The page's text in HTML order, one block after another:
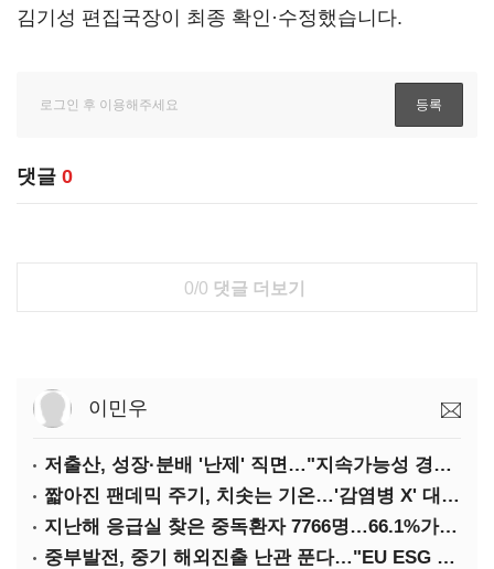
김기성 편집국장이 최종 확인·수정했습니다.
댓글 0
0/0 댓글 더보기
이민우
저출산, 성장·분배 '난제' 직면…"지속가능성 경고등"
짧아진 팬데믹 주기, 치솟는 기온…'감염병 X' 대비해야
지난해 응급실 찾은 중독환자 7766명…66.1%가 '의도적 중독'
중부발전, 중기 해외진출 난관 푼다…"EU ESG 실사 공동 대응"